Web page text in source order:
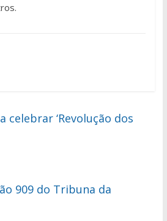
celebrar ‘Revolução dos
909 do Tribuna da